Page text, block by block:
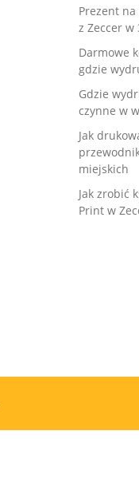
Prezent
z Zeccer w
Darmowe
gdzie
Gdzie
czynne w
Jak
miejskich
Jak zrobić
Print w